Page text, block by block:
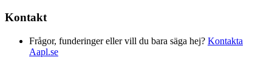
Kontakt
Frågor, funderinger eller vill du bara säga hej? Kontakta
Aapl.se